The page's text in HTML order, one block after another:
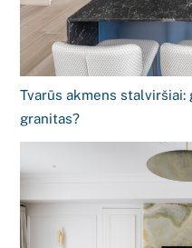
Tvarūs akmens
granitas?